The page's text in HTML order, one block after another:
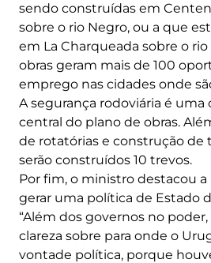
sendo construídas em
sobre o rio Negro, ou a que
em La Charqueada sobre o rio
obras geram mais de 100
emprego nas cidades onde
A segurança rodoviária é
central do plano de obras.
de rotatórias e construção de
serão construídos 10 trevos.
Por fim, o ministro destacou
gerar uma política de Estado
“Além dos governos no
clareza sobre para onde o
vontade política, porque